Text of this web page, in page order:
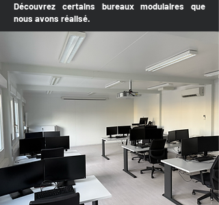
Découvrez certains bureaux modulaires que
nous avons réalisé.